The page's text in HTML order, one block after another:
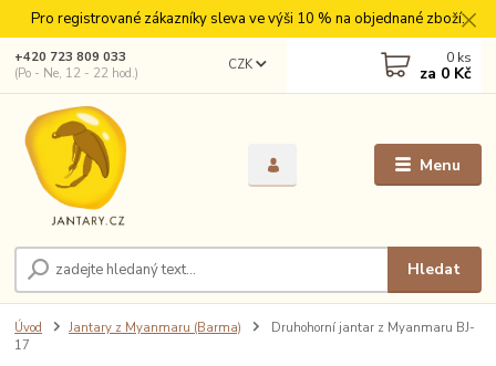
Pro registrované zákazníky sleva ve výši 10 % na objednané zboží.
Menu
CZK
Hledat
+420 723 809 033
(Po - Ne, 12 - 22 hod.)
0 ks
za 0 Kč
Úvod Jantary z Myanmaru (Barma)
Druhohorní jantar z Myanmaru BJ-
17